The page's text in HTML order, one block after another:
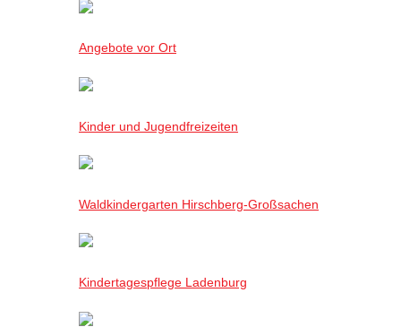
Angebote vor Ort
Kinder und Jugendfreizeiten
Waldkindergarten Hirschberg-Großsachen
Kindertagespflege Ladenburg